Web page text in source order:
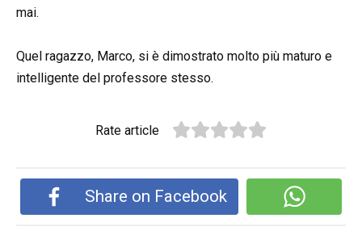
mai.
Quel ragazzo, Marco, si è dimostrato molto più maturo e
intelligente del professore stesso.
Rate article
Share on Facebook